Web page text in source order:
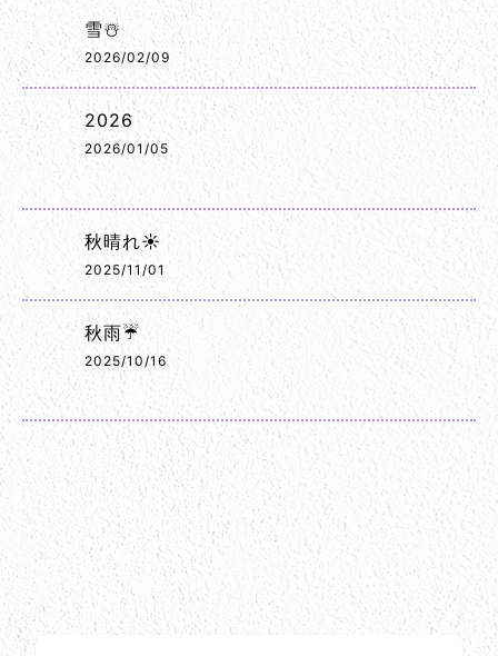
雪☃️
2026/02/09
2026
2026/01/05
秋晴れ☀️
2025/11/01
秋雨☔
2025/10/16